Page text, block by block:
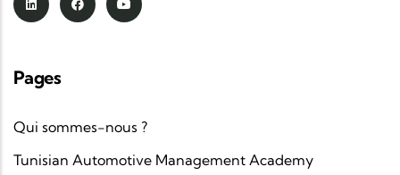
Pages
Qui sommes-nous ?
Tunisian Automotive Management Academy